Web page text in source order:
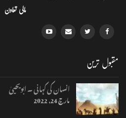
مالی تعاون
مقبول ترین
انسان کی کہانی ۔ ابویحییٰ
مارچ 24, 2022